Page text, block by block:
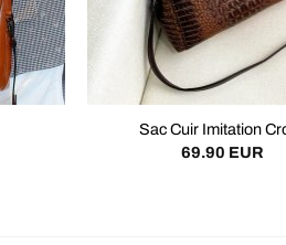
Sac Cuir Imitation
69.90 EUR